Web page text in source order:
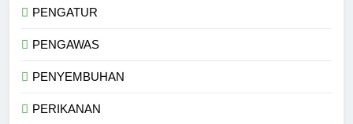
PENGATUR
PENGAWAS
PENYEMBUHAN
PERIKANAN